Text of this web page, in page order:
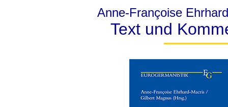
Anne-Françoise
Text und